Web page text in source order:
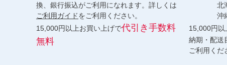
換、銀行振込がご利用になれます。詳しくは
ご利用ガイドをご利用ください。
15,000円以上お買い上げで代引き手数料
無料
北海道
沖縄
15,000円以
納期・配送
ご利用くだ